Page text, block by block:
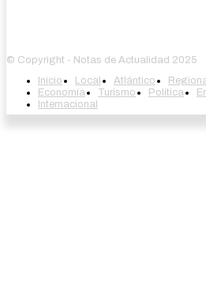
© Copyright - Notas de Actualidad 2025
Inicio
Local Atlántico
Economía
Turismo Política
Internacional